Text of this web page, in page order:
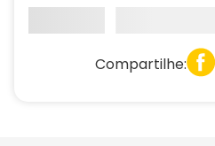
Compartilhe: